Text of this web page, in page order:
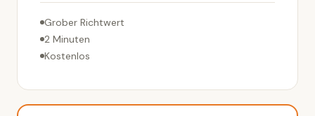
Grober Richtwert
2 Minuten
Kostenlos